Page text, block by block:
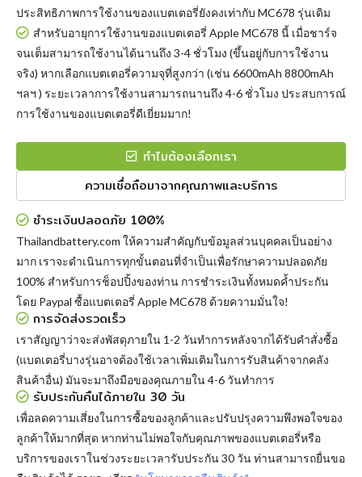
ประสิทธิภาพการใช้งานของแบตเตอรี่ยังคงเท่ากับ MC678 รุ่นเดิม
สำหรับอายุการใช้งานของแบตเตอรี่ Apple MC678 นี้ เมื่อชาร์จ
จนเต็มสามารถใช้งานได้นานถึง 3-4 ชั่วโมง (ขึ้นอยู่กับการใช้งาน
จริง) หากเลือกแบตเตอรี่ความจุที่สูงกว่า (เช่น 6600mAh 8800mAh
ฯลฯ ) ระยะเวลาการใช้งานสามารถนานถึง 4-6 ชั่วโมง ประสบการณ์
การใช้งานของแบตเตอรี่ดีเยี่ยมมาก!
ทำไมต้องเลือกเรา
ความเชื่อถือมาจากคุณภาพและบริการ
ชำระเงินปลอดภัย 100%
Thailandbattery.com ให้ความสำคัญกับข้อมูลส่วนบุคคลเป็นอย่าง
มาก เราจะดำเนินการทุกขั้นตอนที่จำเป็นเพื่อรักษาความปลอดภัย
100% สำหรับการช็อปปิ้งของท่าน การชำระเงินทั้งหมดค้ำประกัน
โดย Paypal ซื้อแบตเตอรี่ Apple MC678 ด้วยความมั่นใจ!
การจัดส่งรวดเร็ว
เราสัญญาว่าจะส่งพัสดุภายใน 1-2 วันทำการหลังจากได้รับคำสั่งซื้อ
(แบตเตอรี่บางรุ่นอาจต้องใช้เวลาเพิ่มเติมในการรับสินค้าจากคลัง
สินค้าอื่น) มันจะมาถึงมือของคุณภายใน 4-6 วันทำการ
รับประกันคืนได้ภายใน 30 วัน
เพื่อลดความเสี่ยงในการซื้อของลูกค้าและปรับปรุงความพึงพอใจของ
ลูกค้าให้มากที่สุด หากท่านไม่พอใจกับคุณภาพของแบตเตอรี่หรือ
บริการของเราในช่วงระยะเวลารับประกัน 30 วัน ท่านสามารถยื่นขอ